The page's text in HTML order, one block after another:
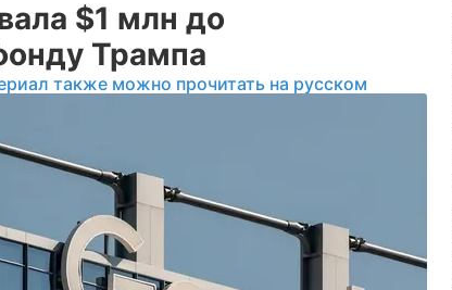
$1 млн до
Трампа
также можно прочитать на русском